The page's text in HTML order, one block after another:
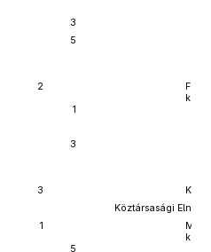
3
5
2
1
3
3
Köztársasági Elnök
1
5